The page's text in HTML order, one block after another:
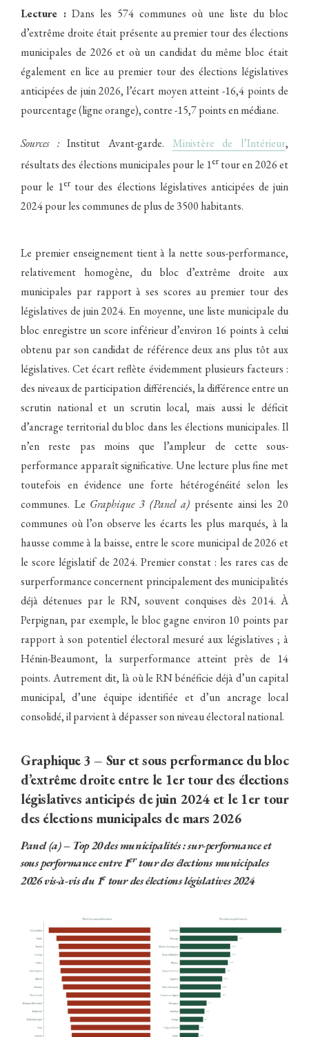
Lecture : Dans les 574 communes où une liste du bloc
d’extrême droite était présente au premier tour des élections
municipales de 2026 et où un candidat du même bloc était
également en lice au premier tour des élections législatives
anticipées de juin 2026, l’écart moyen atteint -16,4 points de
pourcentage (ligne orange), contre -15,7 points en médiane.
Sources :Institut Avant-garde. Ministère de l’Intérieur,
résultats des élections municipales pour le 1ertour en 2026 et
pour le 1er tour des élections législatives anticipées de juin
2024 pour les communes de plus de 3500 habitants.
Le premier enseignement tient à la nette sous-performance,
relativement homogène, du bloc d’extrême droite aux
municipales par rapport à ses scores au premier tour des
législatives de juin 2024. En moyenne, une liste municipale du
bloc enregistre un score inférieur d’environ 16 points à celui
obtenu par son candidat de référence deux ans plus tôt aux
législatives. Cet écart reflète évidemment plusieurs facteurs :
des niveaux de participation différenciés, la différence entre un
scrutin national et un scrutin local, mais aussi le déficit
d’ancrage territorial du bloc dans les élections municipales. Il
n’en reste pas moins que l’ampleur de cette sous-
performance apparaît significative. Une lecture plus fine met
toutefois en évidence une forte hétérogénéité selon les
communes. Le Graphique 3 (Panel a) présente ainsi les 20
communes où l’on observe les écarts les plus marqués, à la
hausse comme à la baisse, entre le score municipal de 2026 et
le score législatif de 2024. Premier constat : les rares cas de
surperformance concernent principalement des municipalités
déjà détenues par le RN, souvent conquises dès 2014. À
Perpignan, par exemple, le bloc gagne environ 10 points par
rapport à son potentiel électoral mesuré aux législatives ; à
Hénin-Beaumont, la surperformance atteint près de 14
points. Autrement dit, là où le RN bénéficie déjà d’un capital
municipal, d’une équipe identifiée et d’un ancrage local
consolidé, il parvient à dépasser son niveau électoral national.
Graphique 3 – Sur et sous performance du bloc
d’extrême droite entre le 1er tour des élections
législatives anticipés de juin 2024 et le 1er tour
des élections municipales de mars 2026
Panel (a) – Top 20 des municipalités : sur-performance et
sous performance entre 1ertour des élections municipales
2026 vis-à-vis du 1e tour des élections législatives 2024